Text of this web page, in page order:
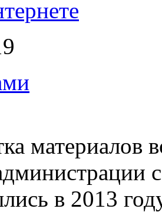
материалов
в 2013